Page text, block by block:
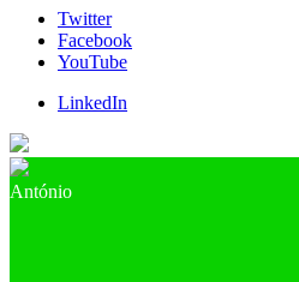
Twitter
Facebook
YouTube
LinkedIn
António